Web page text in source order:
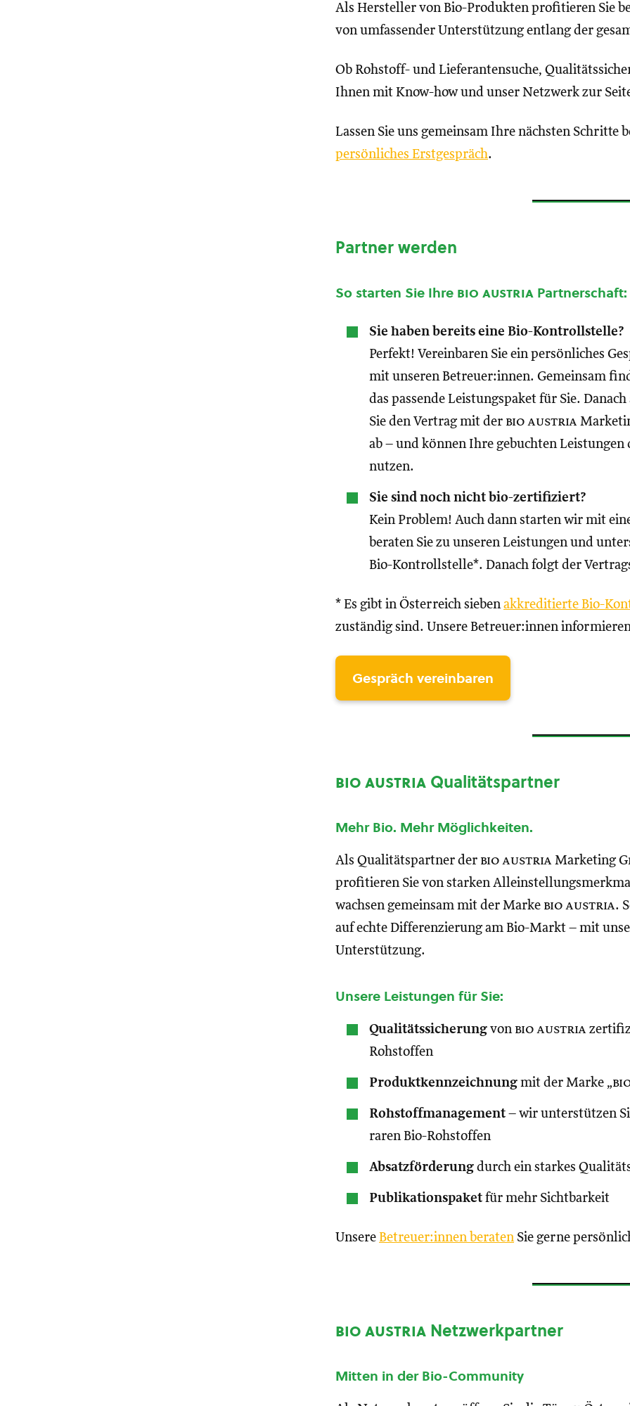
Als Hersteller von Bio-Produkten profitieren Sie
von umfassender Unterstützung entlang der
Ob Rohstoff- und Lieferantensuche,
Ihnen mit Know-how und unser Netzwerk zur
Lassen Sie uns gemeinsam Ihre nächsten Schritte
persönliches Erstgespräch.
Partner werden
So starten Sie Ihre bio austria Partnerschaft:
Sie haben bereits eine Bio-Kontrollstelle?
Perfekt! Vereinbaren Sie ein persönliches
mit unseren Betreuer:innen. Gemeinsam
das passende Leistungspaket für Sie.
Sie den Vertrag mit der bio austria
ab – und können Ihre gebuchten Leistungen
nutzen.
Sie sind noch nicht bio-zertifiziert?
Kein Problem! Auch dann starten wir mit
beraten Sie zu unseren Leistungen und
Bio-Kontrollstelle*. Danach folgt der
* Es gibt in Österreich siebenakkreditierte Bio-
zuständig sind. Unsere Betreuer:innen
Gespräch vereinbaren
bio austria Qualitätspartner
Mehr Bio. Mehr Möglichkeiten.
Als Qualitätspartner der bio austria Marketing
profitieren Sie von starken
wachsen gemeinsam mit der Marke bio austria.
auf echte Differenzierung am Bio-Markt – mit
Unterstützung.
Unsere Leistungen für Sie:
Qualitätssicherung von bio austria
Rohstoffen
Produktkennzeichnung mit der Marke „
Rohstoffmanagement – wir unterstützen
raren Bio-Rohstoffen
Absatzförderung durch ein starkes
Publikationspaket für mehr Sichtbarkeit
Unsere Betreuer:innen beratenSie gerne
bio austria Netzwerkpartner
Mitten in der Bio-Community